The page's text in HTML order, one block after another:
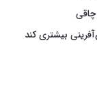
چاقی
بیشتری کند